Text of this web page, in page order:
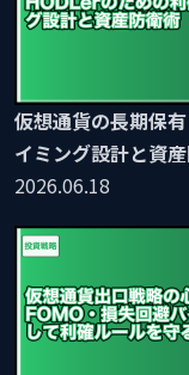
仮想通貨の長期保
イミング設計と資
2026.06.18